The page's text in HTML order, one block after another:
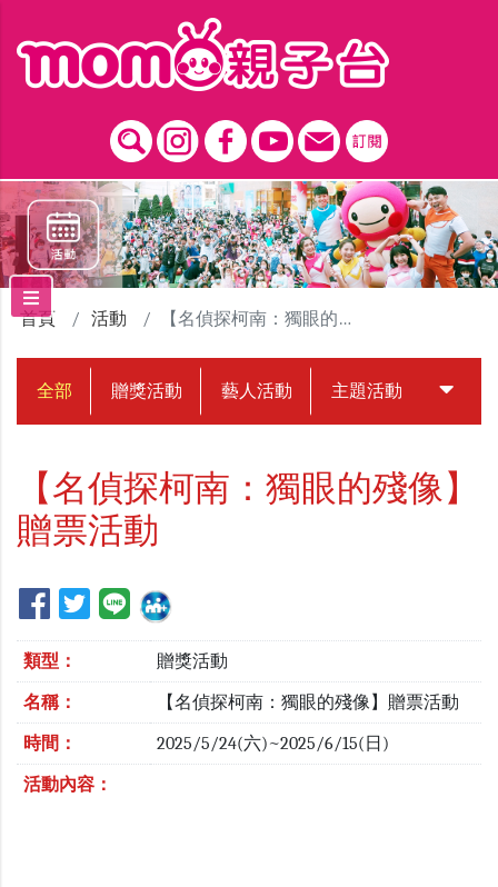
首頁 活動 【名偵探柯南：獨眼的殘像】贈票活動
全部 贈獎活動 藝人活動 主題活動 中獎名
【名偵探柯南：獨眼的殘像】
贈票活動
類型： 贈獎活動
名稱： 【名偵探柯南：獨眼的殘像】贈票活動
時間： 2025/5/24(六)~2025/6/15(日)
活動內容：